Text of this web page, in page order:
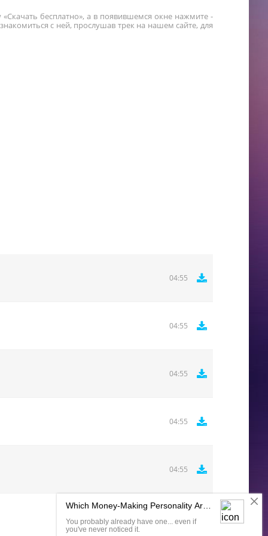
бесплатно», а в появившемся окне нажмите -
с ней, прослушав трек на нашем сайте, для
04:55
04:55
04:55
04:55
04:55
Комментировать